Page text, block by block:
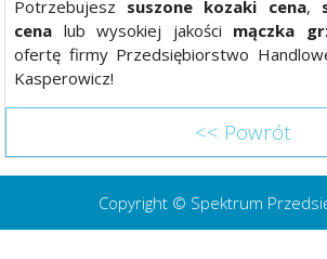
Potrzebujesz suszone kozaki cena,
cena lub wysokiej jakości mączka
ofertę firmy Przedsiębiorstwo
Kasperowicz!
<< Powrót
Copyright © Spektrum